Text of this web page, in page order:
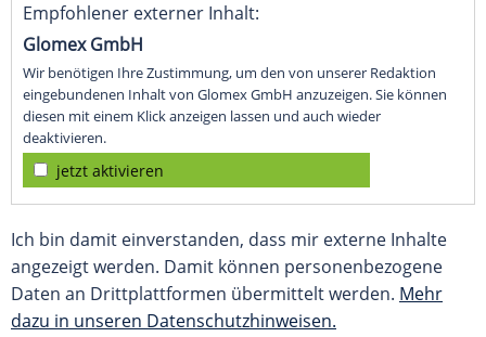
Empfohlener externer Inhalt:
Glomex GmbH
Wir benötigen Ihre Zustimmung, um den von unserer Redaktion
eingebundenen Inhalt von Glomex GmbH anzuzeigen. Sie können
diesen mit einem Klick anzeigen lassen und auch wieder
deaktivieren.
jetzt aktivieren
Ich bin damit einverstanden, dass mir externe Inhalte
angezeigt werden. Damit können personenbezogene
Daten an Drittplattformen übermittelt werden. Mehr
dazu in unseren Datenschutzhinweisen.